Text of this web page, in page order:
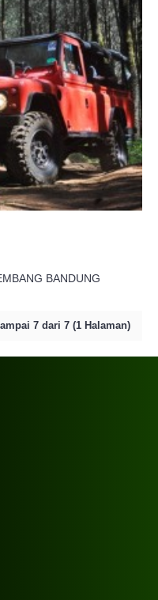
BANDUNG
7 dari 7 (1 Halaman)